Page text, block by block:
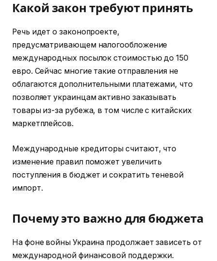
Какой закон требуют принять
Речь идет о законопроекте,
предусматривающем налогообложение
международных посылок стоимостью до 150
евро. Сейчас многие такие отправления не
облагаются дополнительными платежами, что
позволяет украинцам активно заказывать
товары из-за рубежа, в том числе с китайских
маркетплейсов.
Международные кредиторы считают, что
изменение правил поможет увеличить
поступления в бюджет и сократить теневой
импорт.
Почему это важно для бюджета
На фоне войны Украина продолжает зависеть от
международной финансовой поддержки.